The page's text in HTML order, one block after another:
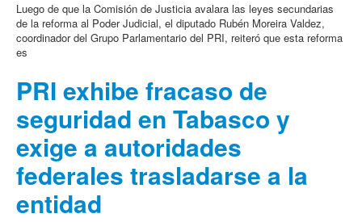
Luego de que la Comisión de Justicia avalara las leyes secundarias
de la reforma al Poder Judicial, el diputado Rubén Moreira Valdez,
coordinador del Grupo Parlamentario del PRI, reiteró que esta reforma
es
PRI exhibe fracaso de
seguridad en Tabasco y
exige a autoridades
federales trasladarse a la
entidad